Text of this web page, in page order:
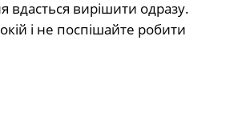
вдасться вирішити одразу.
і не поспішайте робити